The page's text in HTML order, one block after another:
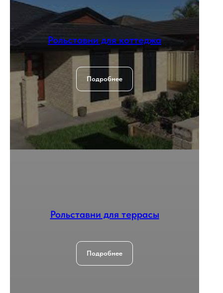
Рольставни для коттеджа
Подробнее
Рольставни для террасы
Подробнее